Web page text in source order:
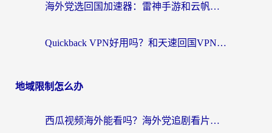
海外党选回国加速器：雷神手游和云帆哪个好？附3组对比+避坑指南
Quickback VPN好用吗？和天速回国VPN对比哪个回国效果更好？海外党必看的真实体验指南
地域限制怎么办
西瓜视频海外能看吗？海外党追剧看片的终极解决方案来了